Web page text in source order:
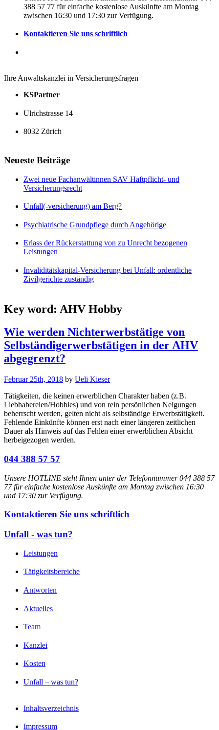
388 57 77 für einfache kostenlose Auskünfte am Montag
zwischen 16:30 und 17:30 zur Verfügung.
Kontaktieren Sie uns schriftlich
Ihre Anwaltskanzlei in Versicherungsfragen
KSPartner
Ulrichstrasse 14
8032 Zürich
Neueste Beiträge
Zwei neue Fachanwältinnen SAV Haftpflicht- und
Versicherungsrecht
Unfall(-versicherung) am Berg?
Psychiatrische Grundpflege durch Angehörige
Erlass der Rückerstattung von zu Unrecht bezogenen
Leistungen
Invaliditätskapital-Versicherung bei Unfall: ordentliche
Zivilgerichte zuständig
Key word: AHV Hobby
Wie werden Nichterwerbstätige von
Selbständigerwerbstätigen in der AHV
abgegrenzt?
Februar 25th, 2018 by Ueli Kieser
Tätigkeiten, die keinen erwerblichen Charakter haben (z.B.
Liebhabereien/Hobbies) und von rein persönlichen Neigungen
beherrscht werden, gelten nicht als selbständige Erwerbstätigkeit.
Fehlende Einkünfte können erst nach einer längeren zeitlichen
Dauer als Hinweis auf das Fehlen einer erwerblichen Absicht
herbeigezogen werden.
044 388 57 57
Unsere HOTLINE steht Ihnen unter der Telefonnummer 044 388 57
77 für einfache kostenlose Auskünfte am Montag zwischen 16:30
und 17:30 zur Verfügung.
Kontaktieren Sie uns schriftlich
Unfall - was tun?
Leistungen
Tätigkeitsbereiche
Antworten
Aktuelles
Team
Kanzlei
Kosten
Unfall – was tun?
Inhaltsverzeichnis
Impressum